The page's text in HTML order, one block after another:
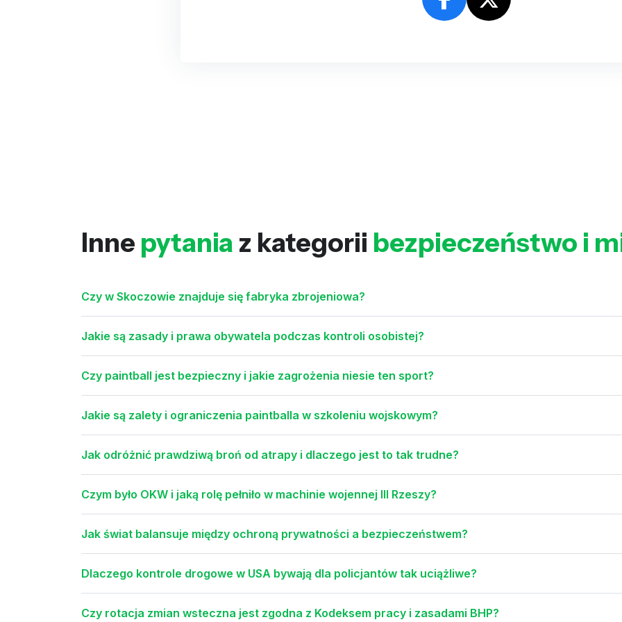
Inne pytania z kategorii bezpieczeństwo i
Czy w Skoczowie znajduje się fabryka zbrojeniowa?
Jakie są zasady i prawa obywatela podczas kontroli osobistej?
Czy paintball jest bezpieczny i jakie zagrożenia niesie ten sport?
Jakie są zalety i ograniczenia paintballa w szkoleniu wojskowym?
Jak odróżnić prawdziwą broń od atrapy i dlaczego jest to tak trudne?
Czym było OKW i jaką rolę pełniło w machinie wojennej III Rzeszy?
Jak świat balansuje między ochroną prywatności a bezpieczeństwem?
Dlaczego kontrole drogowe w USA bywają dla policjantów tak uciążliwe?
Czy rotacja zmian wsteczna jest zgodna z Kodeksem pracy i zasadami BHP?